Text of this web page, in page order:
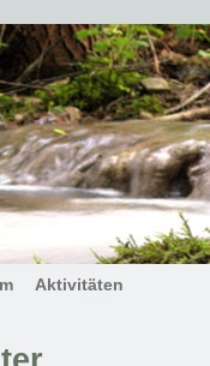
Aktivitäten